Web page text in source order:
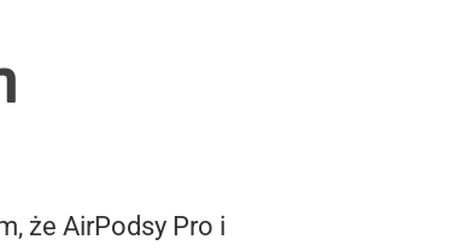
że AirPodsy Pro i